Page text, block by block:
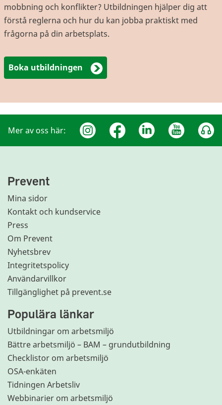
mobbning och konflikter? Utbildningen hjälper dig att
förstå reglerna och hur du kan jobba praktiskt med
frågorna på din arbetsplats.
Boka utbildningen
Mer av oss här:
Prevent
Mina sidor
Kontakt och kundservice
Press
Om Prevent
Nyhetsbrev
Integritetspolicy
Användarvillkor
Tillgänglighet på prevent.se
Populära länkar
Utbildningar om arbetsmiljö
Bättre arbetsmiljö – BAM – grundutbildning
Checklistor om arbetsmiljö
OSA-enkäten
Tidningen Arbetsliv
Webbinarier om arbetsmiljö